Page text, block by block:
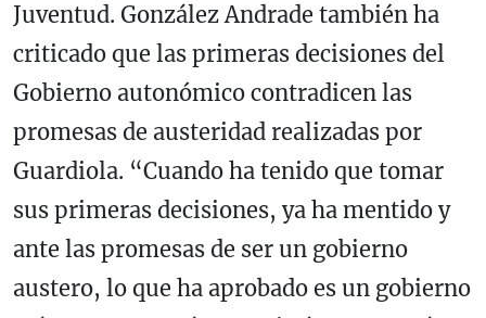
Juventud. González Andrade también ha
criticado que las primeras decisiones del
Gobierno autonómico contradicen las
promesas de austeridad realizadas por
Guardiola. “Cuando ha tenido que tomar
sus primeras decisiones, ya ha mentido y
ante las promesas de ser un gobierno
austero, lo que ha aprobado es un gobierno